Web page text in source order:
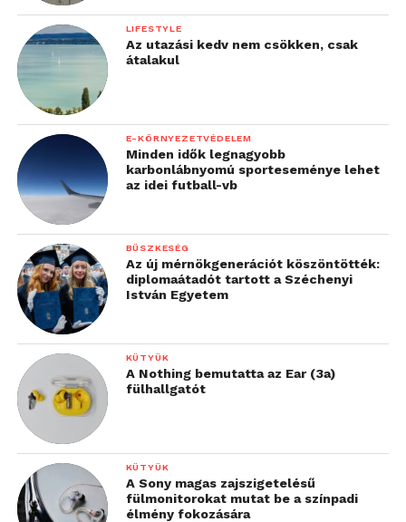
LIFESTYLE
Az utazási kedv nem csökken, csak
átalakul
E-KÖRNYEZETVÉDELEM
Minden idők legnagyobb
karbonlábnyomú sporteseménye lehet
az idei futball-vb
BÜSZKESÉG
Az új mérnökgenerációt köszöntötték:
diplomaátadót tartott a Széchenyi
István Egyetem
KÜTYÜK
A Nothing bemutatta az Ear (3a)
fülhallgatót
KÜTYÜK
A Sony magas zajszigetelésű
fülmonitorokat mutat be a színpadi
élmény fokozására